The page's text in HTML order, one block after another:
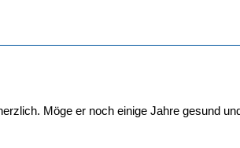
Möge er noch einige Jahre gesund